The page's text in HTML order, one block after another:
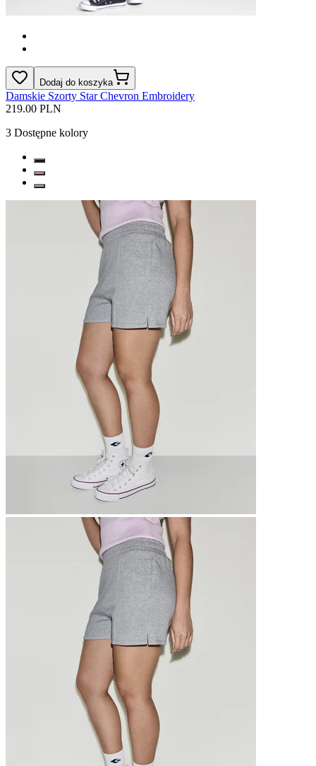
Dodaj do koszyka
Damskie Szorty Star Chevron Embroidery
219.00 PLN
3 Dostępne kolory